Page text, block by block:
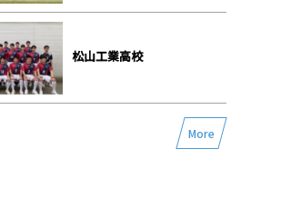
松山工業高校
More